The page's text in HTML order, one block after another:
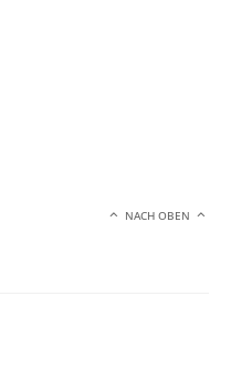
NACH OBEN